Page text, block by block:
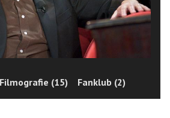
Filmografie (15) Fanklub (2)